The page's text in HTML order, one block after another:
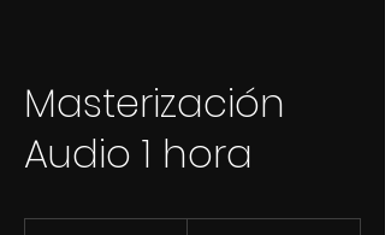
Masterización
Audio 1 hora